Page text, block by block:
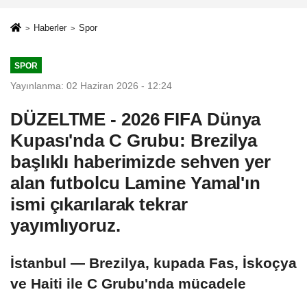
Haberler Spor
SPOR
Yayınlanma: 02 Haziran 2026 - 12:24
DÜZELTME - 2026 FIFA Dünya
Kupası'nda C Grubu: Brezilya
başlıklı haberimizde sehven yer
alan futbolcu Lamine Yamal'ın
ismi çıkarılarak tekrar
yayımlıyoruz.
İstanbul — Brezilya, kupada Fas, İskoçya
ve Haiti ile C Grubu'nda mücadele